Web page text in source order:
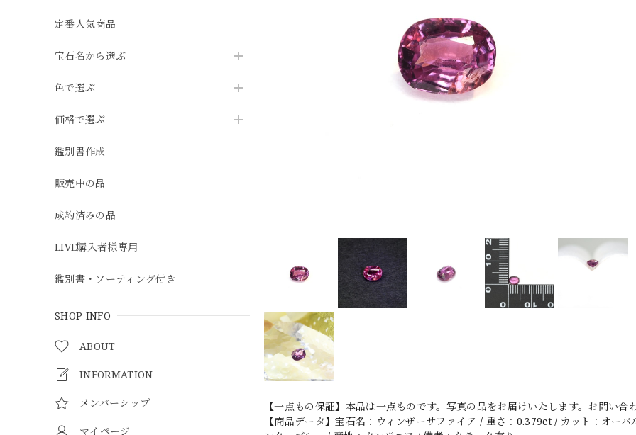
定番人気商品
宝石名から選ぶ
色で選ぶ
価格で選ぶ
鑑別書作成
販売中の品
成約済みの品
LIVE購入者様専用
鑑別書・ソーティング付き
SHOP INFO
ABOUT
INFORMATION
メンバーシップ
マイページ
【一点もの保証】本品は一点ものです。写真の品をお届けいたします。お問い
【商品データ】宝石名：ウィンザーサファイア / 重さ：0.379ct / カット：オー